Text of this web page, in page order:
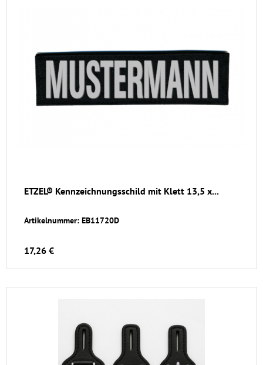
ETZEL® Kennzeichnungsschild mit Klett 13,5 x...
Artikelnummer: EB11720D
17,26 €